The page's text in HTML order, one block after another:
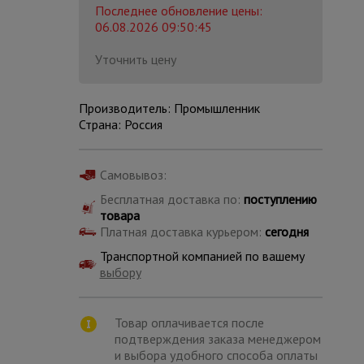
Последнее обновление цены:
06.08.2026 09:50:45
Уточнить цену
Производитель: Промышленник
Страна: Россия
Самовывоз:
Бесплатная доставка по: поступлению
товара
Платная доставка курьером: сегодня
Транспортной компанией по вашему
выбору
Товар оплачивается после
подтверждения заказа менеджером
и выбора удобного способа оплаты